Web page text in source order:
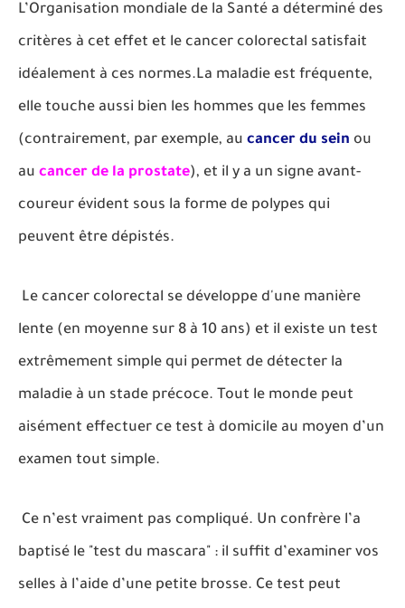
L’Organisation mondiale de la Santé a déterminé des
critères à cet effet et le cancer colorectal satisfait
idéalement à ces normes.La maladie est fréquente,
elle touche aussi bien les hommes que les femmes
(contrairement, par exemple, au cancer du sein ou
au cancer de la prostate), et il y a un signe avant-
coureur évident sous la forme de polypes qui
peuvent être dépistés.
Le cancer colorectal se développe d'une manière
lente (en moyenne sur 8 à 10 ans) et il existe un test
extrêmement simple qui permet de détecter la
maladie à un stade précoce. Tout le monde peut
aisément effectuer ce test à domicile au moyen d’un
examen tout simple.
Ce n’est vraiment pas compliqué. Un confrère l’a
baptisé le "test du mascara" : il suffit d’examiner vos
selles à l’aide d’une petite brosse. Ce test peut